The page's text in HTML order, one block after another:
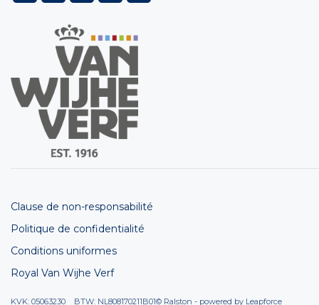
Clause de non-responsabilité
Politique de confidentialité
Conditions uniformes
Royal Van Wijhe Verf
KVK: 05063230 BTW: NL808170211B01© Ralston - powered by Leapforce